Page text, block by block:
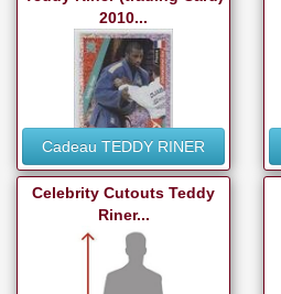
2010...
Cadeau TEDDY RINER
Celebrity Cutouts Teddy
Riner...